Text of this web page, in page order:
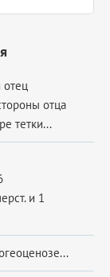
отец
отца
тетки...
и 1